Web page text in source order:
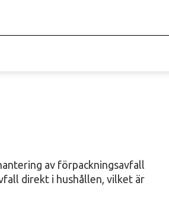
av förpackningsavfall
direkt i hushållen, vilket är